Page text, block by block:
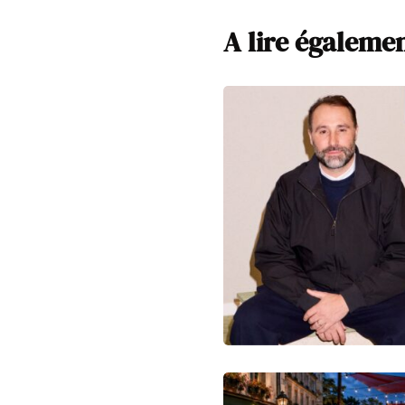
A lire